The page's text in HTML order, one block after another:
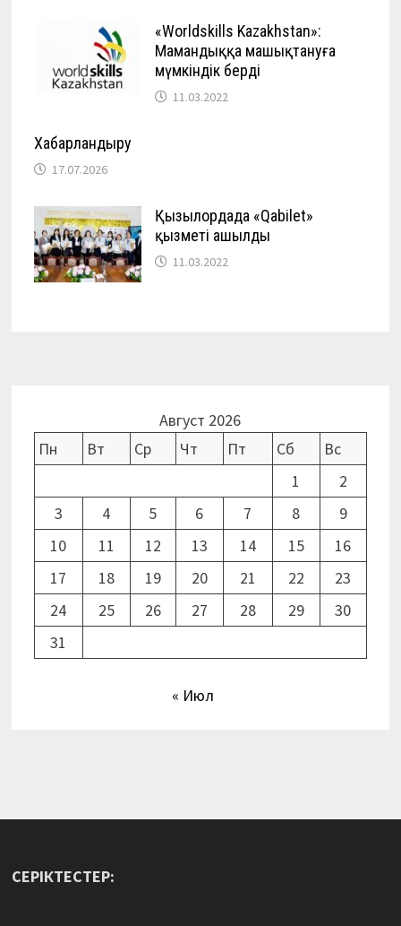
«Worldskills Kazakhstan»:
Мамандыққа машықтануға
мүмкіндік берді
11.03.2022
Хабарландыру
17.07.2026
Қызылордада «Qabilet»
қызметі ашылды
11.03.2022
Август 2026
Пн
Вт Ср Чт Пт Сб
Вс
1
2
3
4 5 6 7 8
9
10
11 12 13 14 15
16
17
18 19 20 21 22
23
24
25 26 27 28 29
30
31
« Июл
СЕРІКТЕСТЕР: